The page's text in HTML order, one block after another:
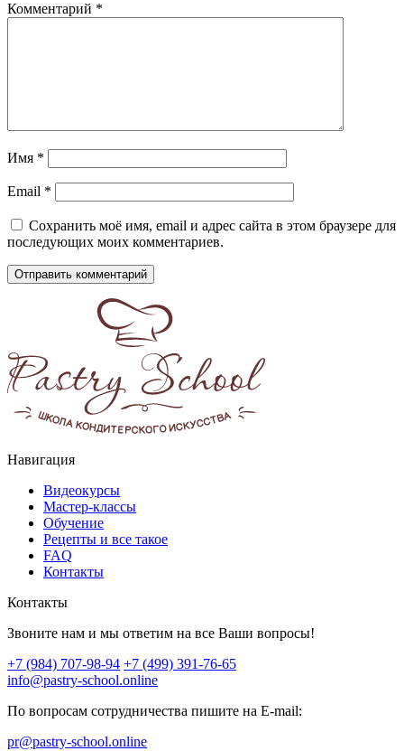
Комментарий *
Имя *
Email *
Сохранить моё имя, email и адрес сайта в этом браузере для
последующих моих комментариев.
Навигация
Видеокурсы
Мастер-классы
Обучение
Рецепты и все такое
FAQ
Контакты
Контакты
Звоните нам и мы ответим на все Ваши вопросы!
+7 (984) 707-98-94 +7 (499) 391-76-65
info@pastry-school.online
По вопросам сотрудничества пишите на E-mail:
pr@pastry-school.online